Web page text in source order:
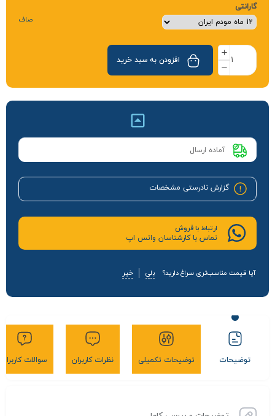
گارانتی
صاف
افزودن به سبد خرید
آماده ارسال
گزارش نادرستی مشخصات
ارتباط با فروش
تماس با کارشناسان واتس اپ
آیا قیمت مناسب‌تری سراغ دارید؟ بلی خیر
توضیحات توضیحات تکمیلی نظرات کاربران سوالات کاربران